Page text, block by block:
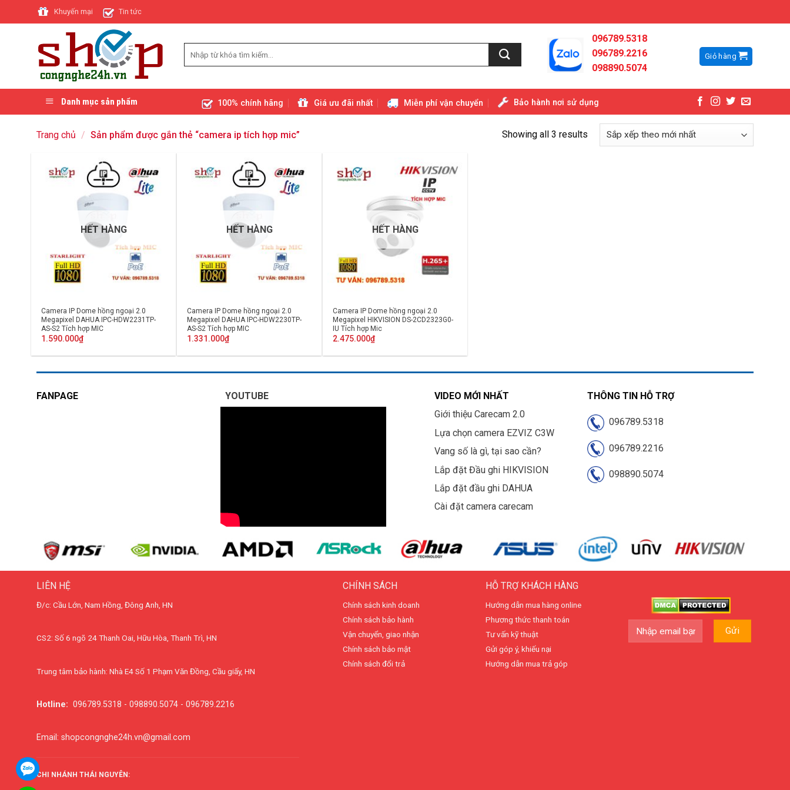
to
Khuyến mại Tin tức
096789.5318
096789.2216
098890.5074
Giỏ hàng
Danh mục sản phẩm 100% chính hãng Giá ưu đãi nhất Miễn phí vận chuyển Bảo hành nơi sử dụng
Trang chủ / Sản phẩm được gắn thẻ “camera ip tích hợp mic” Showing all 3 results
HẾT HÀNG
Camera IP Dome hồng ngoại 2.0
Megapixel DAHUA IPC-HDW2231TP-
AS-S2 Tích hợp MIC
1.590.000₫
HẾT HÀNG
Camera IP Dome hồng ngoại 2.0
Megapixel DAHUA IPC-HDW2230TP-
AS-S2 Tích hợp MIC
1.331.000₫
HẾT HÀNG
Camera IP Dome hồng ngoại 2.0
Megapixel HIKVISION DS-2CD2323G0-
IU Tích hợp Mic
2.475.000₫
FANPAGE YOUTUBE
VIDEO MỚI NHẤT
Giới thiệu Carecam 2.0
Lựa chọn camera EZVIZ C3W
Vang số là gì, tại sao cần?
Lắp đặt Đầu ghi HIKVISION
Lắp đặt đầu ghi DAHUA
Cài đặt camera carecam
THÔNG TIN HỖ TRỢ
096789.5318
096789.2216
098890.5074
LIÊN HỆ
Đ/c: Cầu Lớn, Nam Hồng, Đông Anh, HN
CS2: Số 6 ngõ 24 Thanh Oai, Hữu Hòa, Thanh Trì, HN
Trung tâm bảo hành: Nhà E4 Số 1 Phạm Văn Đồng, Cầu giấy, HN
Hotline: 096789.5318 - 098890.5074 - 096789.2216
Email: shopcongnghe24h.vn@gmail.com
CHI NHÁNH THÁI NGUYÊN:
CHÍNH SÁCH
Chính sách kinh doanh
Chính sách bảo hành
Vận chuyển, giao nhận
Chính sách bảo mật
Chính sách đổi trả
HỖ TRỢ KHÁCH HÀNG
Hướng dẫn mua hàng online
Phương thức thanh toán
Tư vấn kỹ thuật
Gửi góp ý, khiếu nại
Hướng dẫn mua trả góp